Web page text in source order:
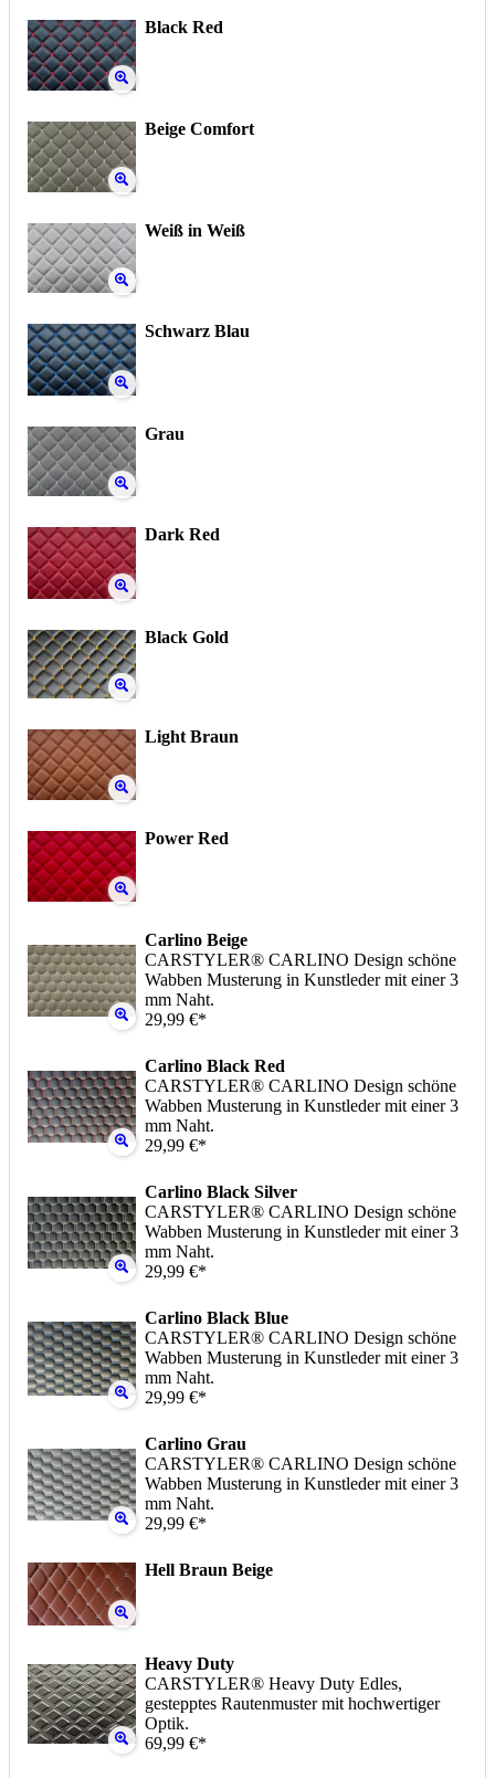
Black Red
Beige Comfort
Weiß in Weiß
Schwarz Blau
Grau
Dark Red
Black Gold
Light Braun
Power Red
Carlino Beige
CARSTYLER® CARLINO Design schöne
Wabben Musterung in Kunstleder mit einer 3
mm Naht.
29,99 €*
Carlino Black Red
CARSTYLER® CARLINO Design schöne
Wabben Musterung in Kunstleder mit einer 3
mm Naht.
29,99 €*
Carlino Black Silver
CARSTYLER® CARLINO Design schöne
Wabben Musterung in Kunstleder mit einer 3
mm Naht.
29,99 €*
Carlino Black Blue
CARSTYLER® CARLINO Design schöne
Wabben Musterung in Kunstleder mit einer 3
mm Naht.
29,99 €*
Carlino Grau
CARSTYLER® CARLINO Design schöne
Wabben Musterung in Kunstleder mit einer 3
mm Naht.
29,99 €*
Hell Braun Beige
Heavy Duty
CARSTYLER® Heavy Duty Edles,
gestepptes Rautenmuster mit hochwertiger
Optik.
69,99 €*